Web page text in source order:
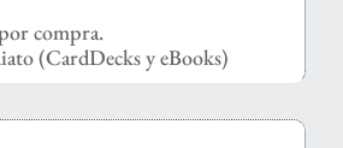
compra.
(CardDecks y eBooks)